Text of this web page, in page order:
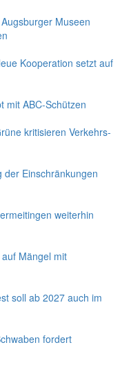
Museen
Kooperation setzt auf
mit ABC-Schüt­zen
kritisieren Verkehrs-
der Einschränkungen
weiterhin
Mängel mit
soll ab 2027 auch im
fordert